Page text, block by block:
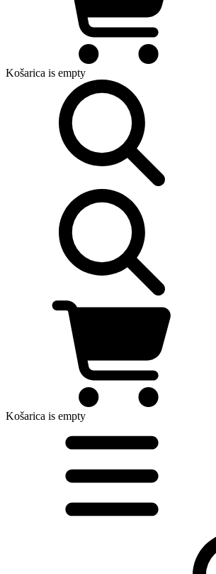
Košarica is empty
Košarica is empty